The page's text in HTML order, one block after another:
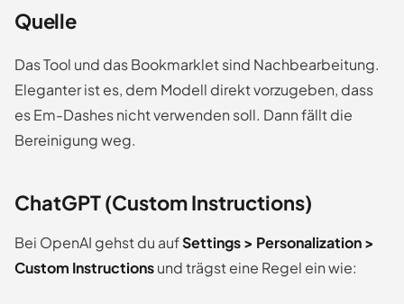
Quelle
Das Tool und das Bookmarklet sind Nachbearbeitung.
Eleganter ist es, dem Modell direkt vorzugeben, dass
es Em-Dashes nicht verwenden soll. Dann fällt die
Bereinigung weg.
ChatGPT (Custom Instructions)
Bei OpenAI gehst du aufSettings > Personalization >
Custom Instructionsund trägst eine Regel ein wie: